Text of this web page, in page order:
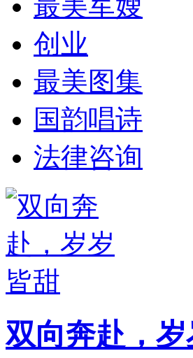
创业
最美图集
国韵唱诗
法律咨询
双向奔赴，